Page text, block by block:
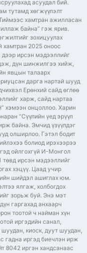
асуудал бий.
тутамд хөгжүүлэлт
хамтран ажилласан
байна” гэж ярив.
зохицуулах
хамтран 2025 оноос
дээр ирсэн мэдээллийг
дүн шинжилгээ хийж,
явцын талаарх
дарга нартай шууд
Ерөнхий сайд өглөө
харж, сайд нартаа
хэмээн онцоллоо. Харин
“Сүүлийн үед эрүүл
байна. Эмчид үзүүлдэг
олширлоо. Гэтэл бодит
болиод ирэхээрээ
ойлгохгүй И-Монгол
төвд ирсэн мэдээллийг
хэцүү. Цаад учир
шийдэл ашиглах юм.
ялгаж, холбогдох
зорьж буй. Энэ мэт
гаргахад анхаарч
тоотой ч найман хүн
иргэдийн санал,
киоск, дуут шуудан,
гадна иргэд биечлэн ирж
8042 иргэн хандсанаас